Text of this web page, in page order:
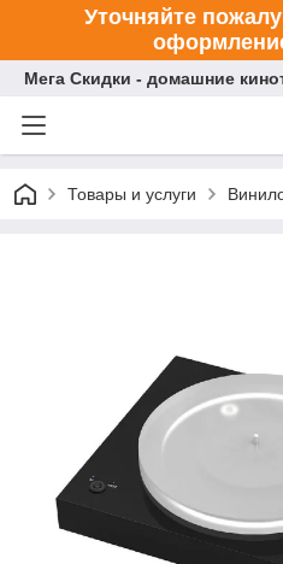
Уточняйте
Мега Скидки - домашние
Товары и услуги